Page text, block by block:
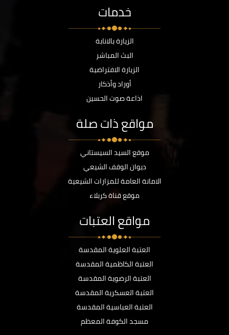
خدمات
الزيارة بالانابة
البث المباشر
الزيارة الافتراضية
أوراد وأذكار
اذاعة صوت الحسين
مواقع ذات صلة
موقع السيد السيستاني
ديوان الوقف الشيعي
الامانة العامة للمزارات الشيعية
موقع قناة كربلاء
مواقع العتبات
العتبة العلوية المقدسة
العتبة الكاظمية المقدسة
العتبة الرضوية المقدسة
العتبة العسكرية المقدسة
العتبة العباسية المقدسة
مسجد الكوفة المعظم